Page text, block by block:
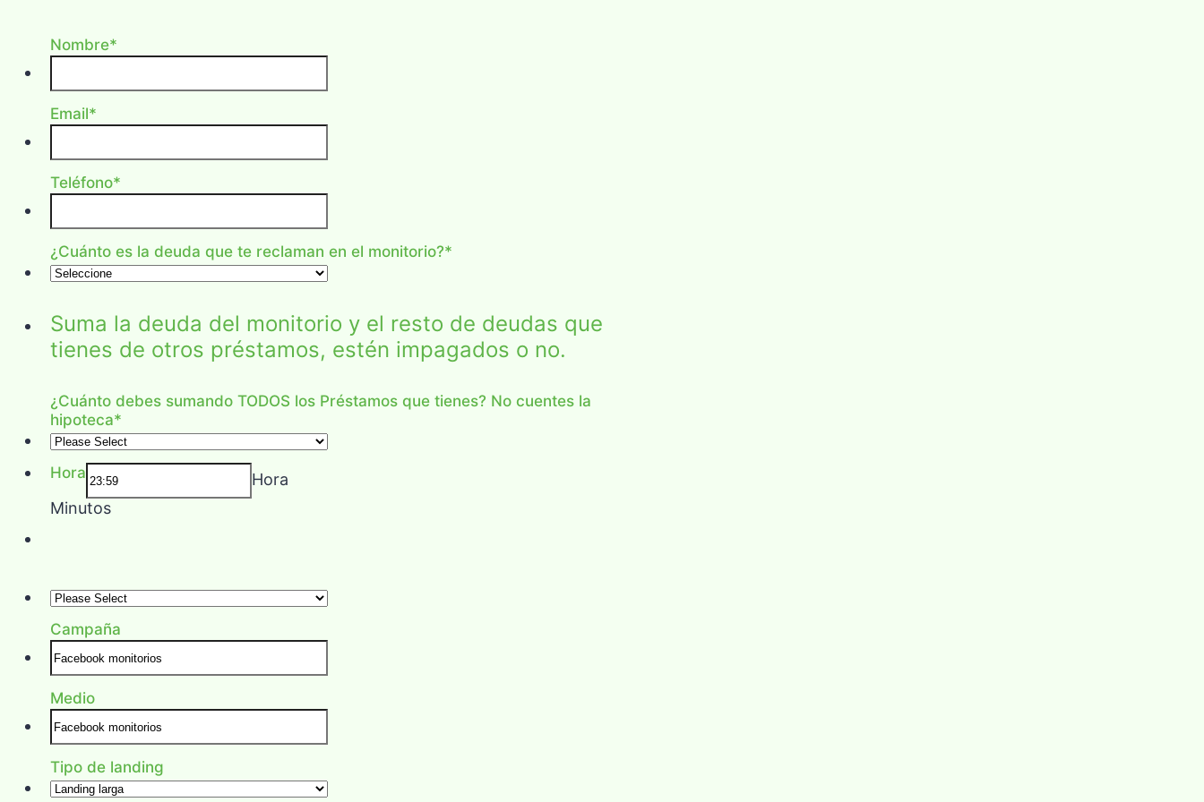
Nombre*
Email*
Teléfono*
¿Cuánto es la deuda que te reclaman en el monitorio?*
Suma la deuda del monitorio y el resto de deudas que
tienes de otros préstamos, estén impagados o no.
¿Cuánto debes sumando TODOS los Préstamos que tienes? No cuentes la
hipoteca*
Hora
Hora
Minutos
Campaña
Medio
Tipo de landing